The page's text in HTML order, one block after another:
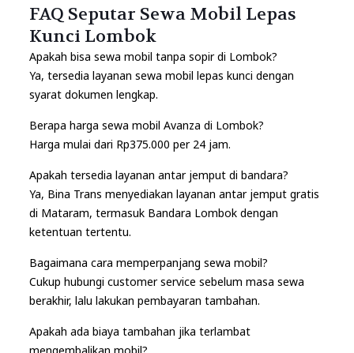
FAQ Seputar Sewa Mobil Lepas
Kunci Lombok
Apakah bisa sewa mobil tanpa sopir di Lombok?
Ya, tersedia layanan sewa mobil lepas kunci dengan
syarat dokumen lengkap.
Berapa harga sewa mobil Avanza di Lombok?
Harga mulai dari Rp375.000 per 24 jam.
Apakah tersedia layanan antar jemput di bandara?
Ya, Bina Trans menyediakan layanan antar jemput gratis
di Mataram, termasuk Bandara Lombok dengan
ketentuan tertentu.
Bagaimana cara memperpanjang sewa mobil?
Cukup hubungi customer service sebelum masa sewa
berakhir, lalu lakukan pembayaran tambahan.
Apakah ada biaya tambahan jika terlambat